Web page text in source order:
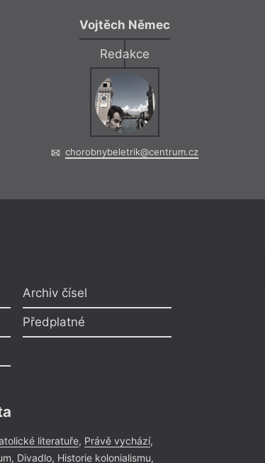
Vojtěch Němec
Redakce
chorobnybeletrik@centrum.cz
Archiv čísel
Předplatné
literatuře, Právě vychází,
, Divadlo, Historie kolonialismu,